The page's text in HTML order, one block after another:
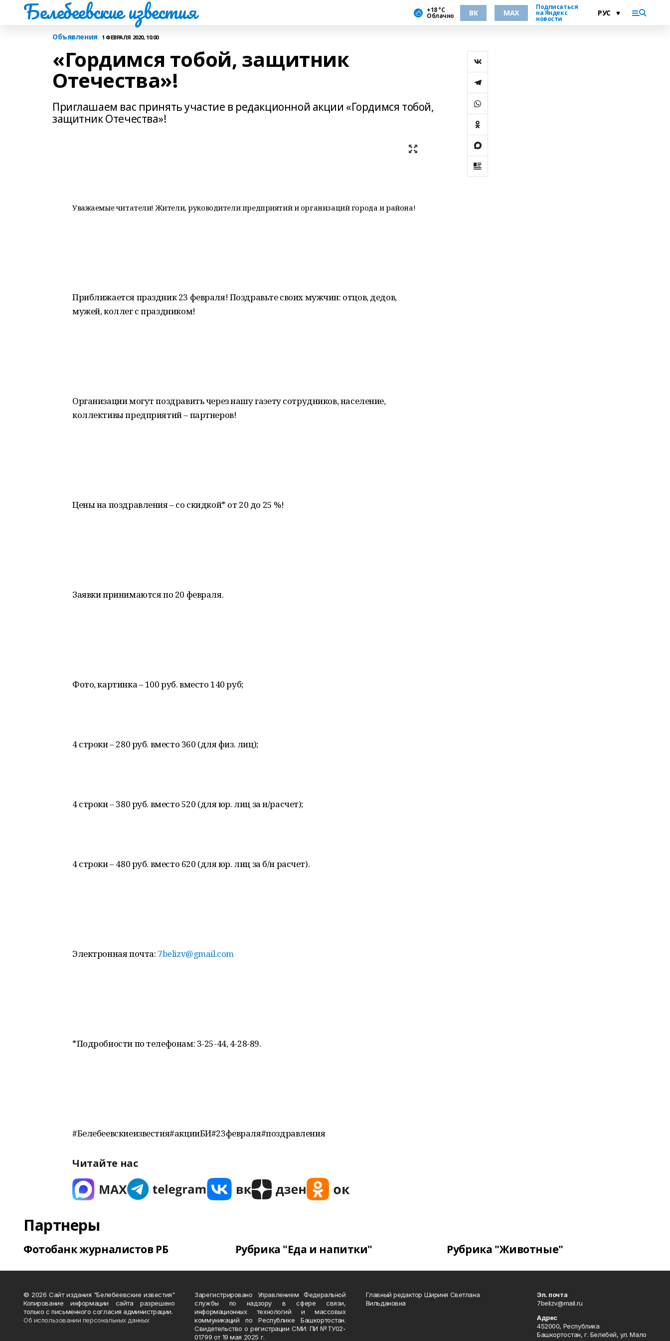
Белебеевские известия +18 °С
Облачно ВК MAX
Подписаться
на Яндекс
новости
Объявления 1 ФЕВРАЛЯ 2020, 10:00
«Гордимся тобой, защитник
Отечества»!
Приглашаем вас принять участие в редакционной акции «Гордимся тобой,
защитник Отечества»!
Уважаемые читатели! Жители, руководители предприятий и организаций города и района!
Приближается праздник 23 февраля! Поздравьте своих мужчин: отцов, дедов,
мужей, коллег с праздником!
Организации могут поздравить через нашу газету сотрудников, население,
коллективы предприятий – партнеров!
Цены на поздравления – со скидкой* от 20 до 25 %!
Заявки принимаются по 20 февраля.
Фото, картинка – 100 руб. вместо 140 руб;
4 строки – 280 руб. вместо 360 (для физ. лиц);
4 строки – 380 руб. вместо 520 (для юр. лиц за н/расчет);
4 строки – 480 руб. вместо 620 (для юр. лиц за б/н расчет).
Электронная почта: 7belizv@gmail.com
*Подробности по телефонам: 3-25-44, 4-28-89.
#Белебеевскиеизвестия#акцииБИ#23февраля#поздравления
Читайте нас
Партнеры
Фотобанк журналистов РБ Рубрика "Еда и напитки" Рубрика "Животные"
© 2026 Сайт издания "Белебеевские известия"
Копирование информации сайта разрешено
только с письменного согласия администрации.
Об использовании персональных данных
Зарегистрировано Управлением Федеральной
службы по надзору в сфере связи,
информационных технологий и массовых
коммуникаций по Республике Башкортостан.
Свидетельство о регистрации СМИ: ПИ №ТУ02-
01799 от 19 мая 2025 г.
Главный редактор Шириня Светлана
Вильдановна
Эл. почта
7belizv@mail.ru
Адрес
452000, Республика
Башкортостан, г. Белебей, ул. Мало